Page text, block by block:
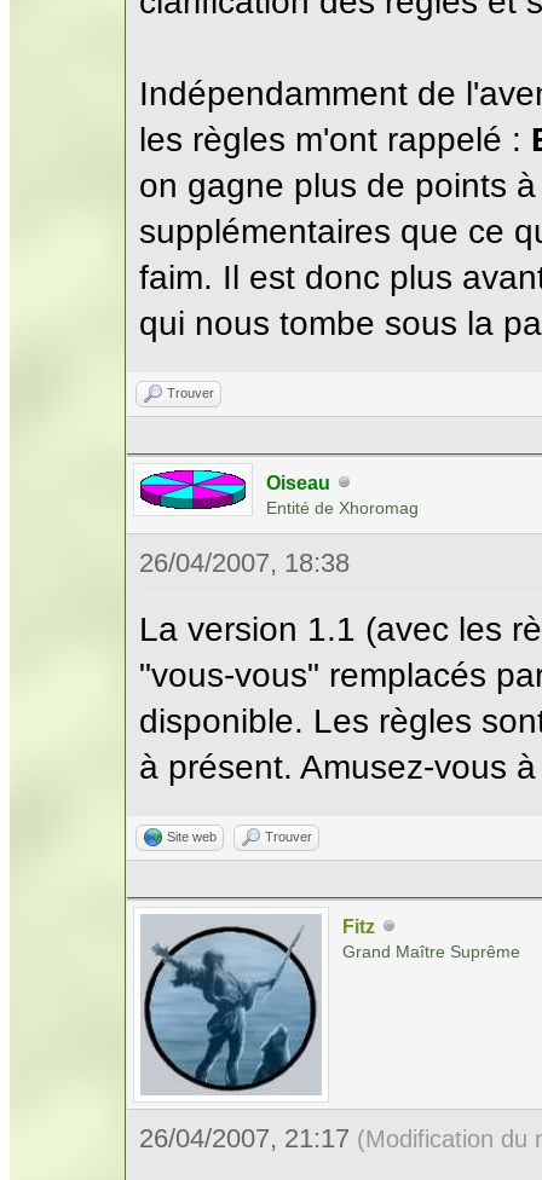
Indépendamment de
les règles m'ont rappelé :
on gagne plus de points
supplémentaires que ce
faim. Il est donc plus
qui nous tombe sous la
Trouver
Oiseau
Entité de Xhoromag
26/04/2007, 18:38
La version 1.1 (avec les
"vous-vous" remplacés
disponible. Les règles
à présent. Amusez-vous
Site web Trouver
Fitz
Grand Maître Suprême
26/04/2007, 21:17 (Modification du